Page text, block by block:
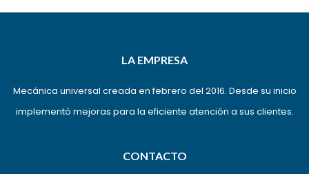
LA EMPRESA
Mecánica universal creada en febrero del 2016. Desde su inicio
implementó mejoras para la eficiente atención a sus clientes.
CONTACTO